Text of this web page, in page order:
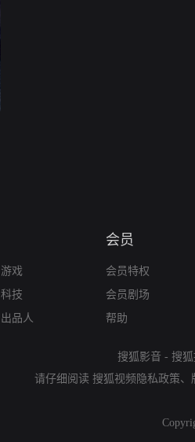
游戏
科技
出品人
会员
会员特权
会员剧场
帮助
搜狐影音 - 搜
请仔细阅读 搜狐视频隐私政策、